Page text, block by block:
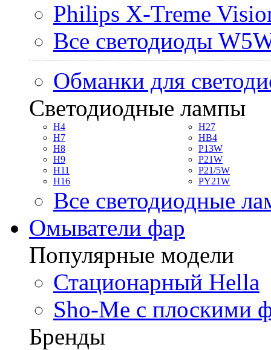
Philips X-Treme
Все светодиоды
Обманки для
Светодиодные лампы
H4
H7
H8
H9
H11
H16
H27
HB4
P13W
P21W
P21/5W
PY21W
Все светодиодные
Омыватели фар
Популярные модели
Стационарный Hella
Sho-Me с плоскими
Бренды